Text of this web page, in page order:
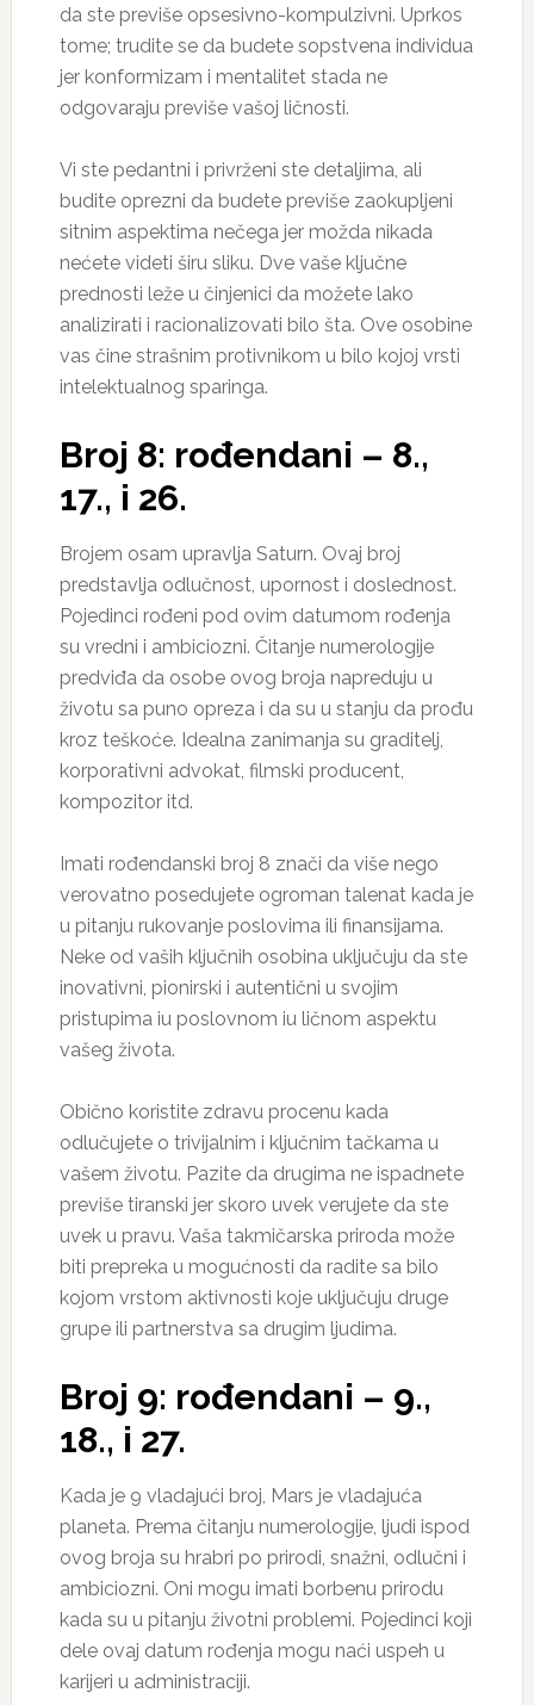
da ste previše opsesivno-kompulzivni. Uprkos
tome; trudite se da budete sopstvena individua
jer konformizam i mentalitet stada ne
odgovaraju previše vašoj ličnosti.
Vi ste pedantni i privrženi ste detaljima, ali
budite oprezni da budete previše zaokupljeni
sitnim aspektima nečega jer možda nikada
nećete videti širu sliku. Dve vaše ključne
prednosti leže u činjenici da možete lako
analizirati i racionalizovati bilo šta. Ove osobine
vas čine strašnim protivnikom u bilo kojoj vrsti
intelektualnog sparinga.
Broj 8: rođendani – 8.,
17., i 26.
Brojem osam upravlja Saturn. Ovaj broj
predstavlja odlučnost, upornost i doslednost.
Pojedinci rođeni pod ovim datumom rođenja
su vredni i ambiciozni. Čitanje numerologije
predviđa da osobe ovog broja napreduju u
životu sa puno opreza i da su u stanju da prođu
kroz teškoće. Idealna zanimanja su graditelj,
korporativni advokat, filmski producent,
kompozitor itd.
Imati rođendanski broj 8 znači da više nego
verovatno posedujete ogroman talenat kada je
u pitanju rukovanje poslovima ili finansijama.
Neke od vaših ključnih osobina uključuju da ste
inovativni, pionirski i autentični u svojim
pristupima iu poslovnom iu ličnom aspektu
vašeg života.
Obično koristite zdravu procenu kada
odlučujete o trivijalnim i ključnim tačkama u
vašem životu. Pazite da drugima ne ispadnete
previše tiranski jer skoro uvek verujete da ste
uvek u pravu. Vaša takmičarska priroda može
biti prepreka u mogućnosti da radite sa bilo
kojom vrstom aktivnosti koje uključuju druge
grupe ili partnerstva sa drugim ljudima.
Broj 9: rođendani – 9.,
18., i 27.
Kada je 9 vladajući broj, Mars je vladajuća
planeta. Prema čitanju numerologije, ljudi ispod
ovog broja su hrabri po prirodi, snažni, odlučni i
ambiciozni. Oni mogu imati borbenu prirodu
kada su u pitanju životni problemi. Pojedinci koji
dele ovaj datum rođenja mogu naći uspeh u
karijeri u administraciji.